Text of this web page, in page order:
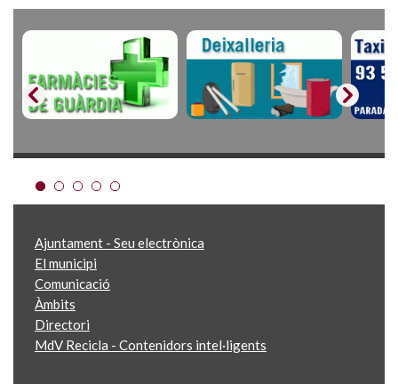
Ajuntament - Seu electrònica
El municipi
Comunicació
Àmbits
Directori
MdV Recicla - Contenidors intel·ligents